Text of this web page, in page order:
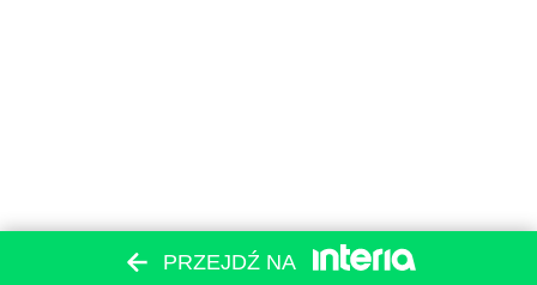
PRZEJDŹ NA